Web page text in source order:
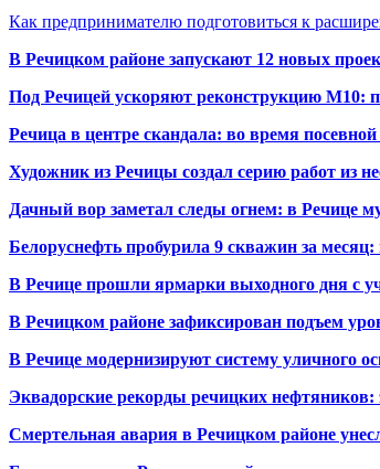
Как предпринимателю подготовиться к
В Речицком районе запускают 12 новых
Под Речицей ускоряют реконструкцию М10:
Речица в центре скандала: во время
Художник из Речицы создал серию работ из
Дачный вор заметал следы огнем: в Речице
Белоруснефть пробурила 9 скважин за
В Речице прошли ярмарки выходного дня с
В Речицком районе зафиксирован подъем
В Речице модернизируют систему уличного
Эквадорские рекорды речицких нефтяников:
Смертельная авария в Речицком районе